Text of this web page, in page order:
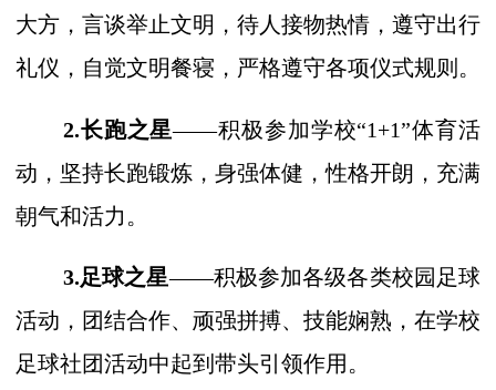
大方，言谈举止文明，待人接物热情，遵守出行
礼仪，自觉文明餐寝，严格遵守各项仪式规则。
2.长跑之星——积极参加学校“1+1”体育活
动，坚持长跑锻炼，身强体健，性格开朗，充满
朝气和活力。
3.足球之星——积极参加各级各类校园足球
活动，团结合作、顽强拼搏、技能娴熟，在学校
足球社团活动中起到带头引领作用。